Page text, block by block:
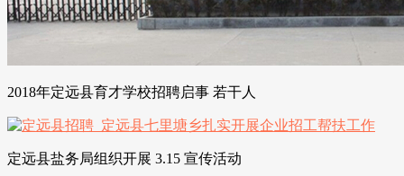
2018年定远县育才学校招聘启事 若干人
定远县盐务局组织开展 3.15 宣传活动